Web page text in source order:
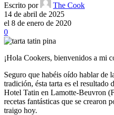
Escrito por
The Cook
14 de abril de 2025
el 8 de enero de 2020
0
¡Hola Cookers, bienvenidos a mi
Seguro que habéis oído hablar de
tradición, ésta tarta es el resultado
Hotel Tatin en Lamotte-Beuvron
recetas fantásticas que se crearon
traigo hoy.